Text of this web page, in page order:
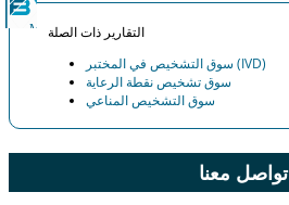
التقارير ذات الصلة
سوق التشخيص في المختبر (IVD)
سوق تشخيص نقطة الرعاية
سوق التشخيص المناعي
تواصل معنا